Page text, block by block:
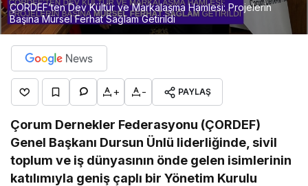
ÇORDEF’ten Dev Kültür ve Markalaşma Hamlesi: Projelerin
Başına Mürsel Ferhat Sağlam Getirildi
+ - PAYLAŞ
Çorum Dernekler Federasyonu (ÇORDEF)
Genel Başkanı Dursun Ünlü liderliğinde, sivil
toplum ve iş dünyasının önde gelen isimlerinin
katılımıyla geniş çaplı bir Yönetim Kurulu